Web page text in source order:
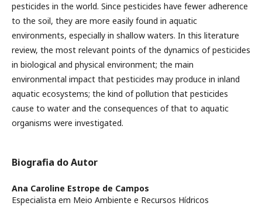
pesticides in the world. Since pesticides have fewer adherence
to the soil, they are more easily found in aquatic
environments, especially in shallow waters. In this literature
review, the most relevant points of the dynamics of pesticides
in biological and physical environment; the main
environmental impact that pesticides may produce in inland
aquatic ecosystems; the kind of pollution that pesticides
cause to water and the consequences of that to aquatic
organisms were investigated.
Biografia do Autor
Ana Caroline Estrope de Campos
Especialista em Meio Ambiente e Recursos Hídricos